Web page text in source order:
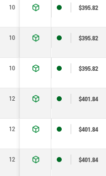
10 $395.82
10 $395.82
10 $395.82
12 $401.84
12 $401.84
12 $401.84